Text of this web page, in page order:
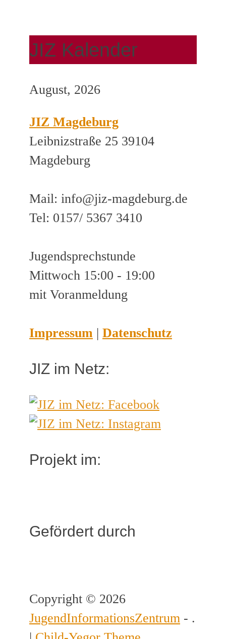
JIZ Kalender
August, 2026
JIZ Magdeburg
Leibnizstraße 25 39104
Magdeburg
Mail: info@jiz-magdeburg.de
Tel: 0157/ 5367 3410
Jugendsprechstunde
Mittwoch 15:00 - 19:00
mit Voranmeldung
Impressum | Datenschutz
JIZ im Netz:
Projekt im:
Gefördert durch
Copyright © 2026
JugendInformationsZentrum - .